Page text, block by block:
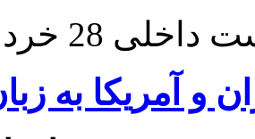
داخلی 28 خرداد 1405
و آمریکا به